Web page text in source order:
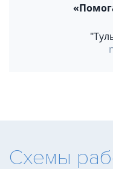
Схемы